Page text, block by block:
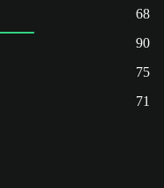
68
90
75
71